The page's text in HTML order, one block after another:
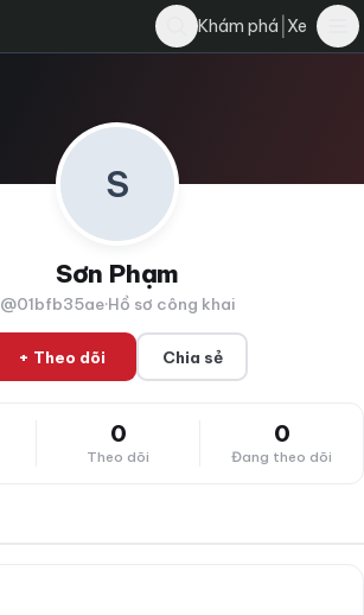
Khám phá Xe
S
Sơn Phạm
@01bfb35ae·Hồ sơ công khai
0
Theo dõi
0
Đang theo dõi
+ Theo dõi Chia sẻ